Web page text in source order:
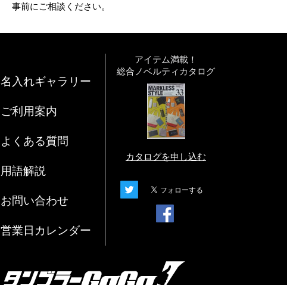
事前にご相談ください。
名入れギャラリー
ご利用案内
よくある質問
用語解説
お問い合わせ
営業日カレンダー
アイテム満載！
総合ノベルティカタログ
カタログを申し込む